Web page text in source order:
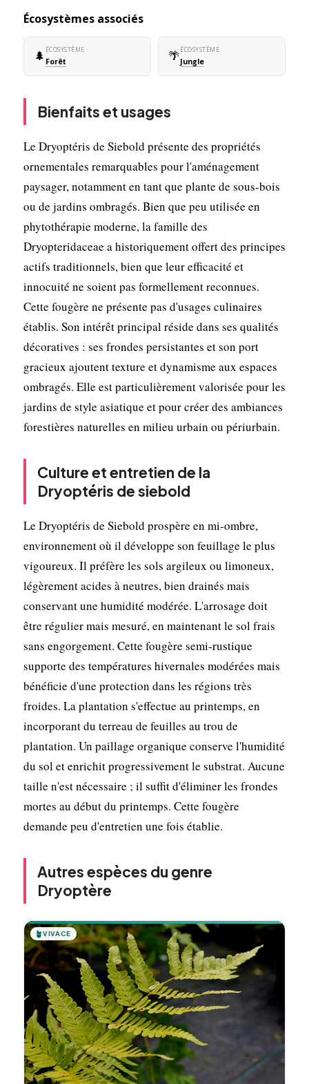
Écosystèmes associés
🌲 ÉCOSYSTÈME
Forêt 🌴ÉCOSYSTÈME
Jungle
Bienfaits et usages
Le Dryoptéris de Siebold présente des propriétés
ornementales remarquables pour l'aménagement
paysager, notamment en tant que plante de sous-bois
ou de jardins ombragés. Bien que peu utilisée en
phytothérapie moderne, la famille des
Dryopteridaceae a historiquement offert des principes
actifs traditionnels, bien que leur efficacité et
innocuité ne soient pas formellement reconnues.
Cette fougère ne présente pas d'usages culinaires
établis. Son intérêt principal réside dans ses qualités
décoratives : ses frondes persistantes et son port
gracieux ajoutent texture et dynamisme aux espaces
ombragés. Elle est particulièrement valorisée pour les
jardins de style asiatique et pour créer des ambiances
forestières naturelles en milieu urbain ou périurbain.
Culture et entretien de la
Dryoptéris de siebold
Le Dryoptéris de Siebold prospère en mi-ombre,
environnement où il développe son feuillage le plus
vigoureux. Il préfère les sols argileux ou limoneux,
légèrement acides à neutres, bien drainés mais
conservant une humidité modérée. L'arrosage doit
être régulier mais mesuré, en maintenant le sol frais
sans engorgement. Cette fougère semi-rustique
supporte des températures hivernales modérées mais
bénéficie d'une protection dans les régions très
froides. La plantation s'effectue au printemps, en
incorporant du terreau de feuilles au trou de
plantation. Un paillage organique conserve l'humidité
du sol et enrichit progressivement le substrat. Aucune
taille n'est nécessaire ; il suffit d'éliminer les frondes
mortes au début du printemps. Cette fougère
demande peu d'entretien une fois établie.
Autres espèces du genre
Dryoptère
🪴VIVACE